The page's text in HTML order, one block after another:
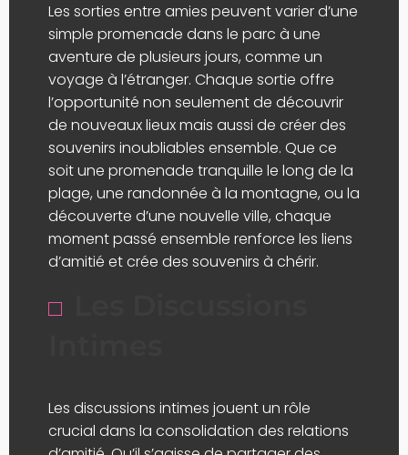
Les sorties entre amies peuvent varier d’une
simple promenade dans le parc à une
aventure de plusieurs jours, comme un
voyage à l’étranger. Chaque sortie offre
l’opportunité non seulement de découvrir
de nouveaux lieux mais aussi de créer des
souvenirs inoubliables ensemble. Que ce
soit une promenade tranquille le long de la
plage, une randonnée à la montagne, ou la
découverte d’une nouvelle ville, chaque
moment passé ensemble renforce les liens
d’amitié et crée des souvenirs à chérir.
Les discussions intimes jouent un rôle
crucial dans la consolidation des relations